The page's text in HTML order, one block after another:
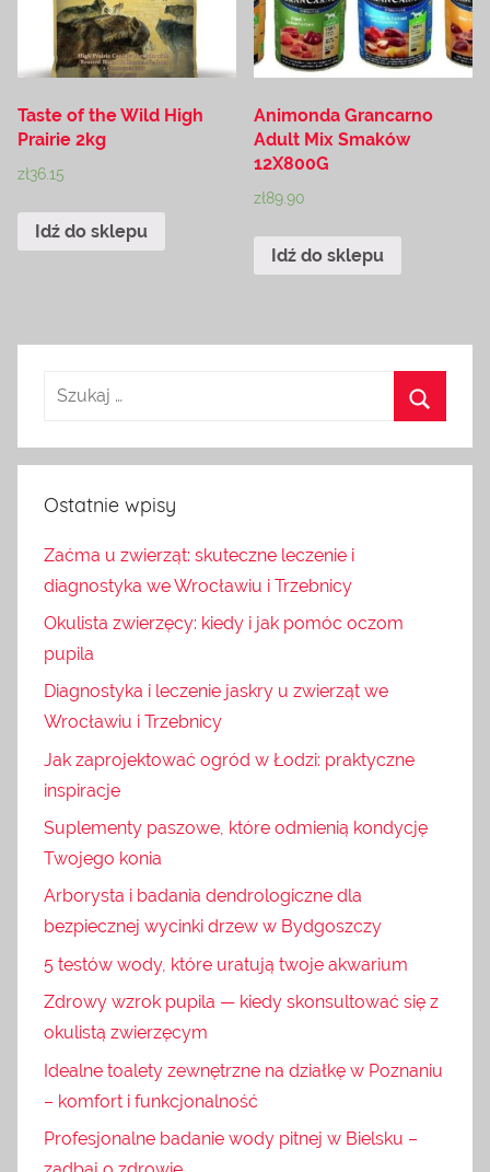
Taste of the Wild High
Prairie 2kg
zł36.15
Idź do sklepu
Animonda Grancarno
Adult Mix Smaków
12X800G
zł89.90
Idź do sklepu
Ostatnie wpisy
Zaćma u zwierząt: skuteczne leczenie i
diagnostyka we Wrocławiu i Trzebnicy
Okulista zwierzęcy: kiedy i jak pomóc oczom
pupila
Diagnostyka i leczenie jaskry u zwierząt we
Wrocławiu i Trzebnicy
Jak zaprojektować ogród w Łodzi: praktyczne
inspiracje
Suplementy paszowe, które odmienią kondycję
Twojego konia
Arborysta i badania dendrologiczne dla
bezpiecznej wycinki drzew w Bydgoszczy
5 testów wody, które uratują twoje akwarium
Zdrowy wzrok pupila — kiedy skonsultować się z
okulistą zwierzęcym
Idealne toalety zewnętrzne na działkę w Poznaniu
– komfort i funkcjonalność
Profesjonalne badanie wody pitnej w Bielsku –